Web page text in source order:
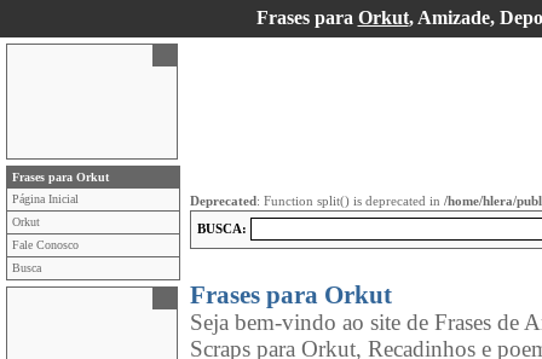
Frases para Orkut, Amizade,
Frases para Orkut
Página Inicial
Orkut
Fale Conosco
Busca
Deprecated: Function split() is deprecated in /home/hlera/
BUSCA:
Frases para Orkut
Seja bem-vindo ao site de Frases de
Scraps para Orkut, Recadinhos e